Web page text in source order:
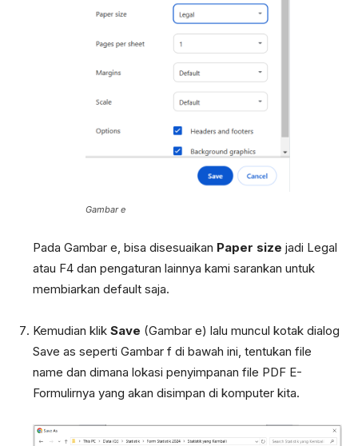
Gambar e
Pada Gambar e, bisa disesuaikan Paper size jadi Legal
atau F4 dan pengaturan lainnya kami sarankan untuk
membiarkan default saja.
Kemudian klik Save (Gambar e) lalu muncul kotak dialog
Save as seperti Gambar f di bawah ini, tentukan file
name dan dimana lokasi penyimpanan file PDF E-
Formulirnya yang akan disimpan di komputer kita.